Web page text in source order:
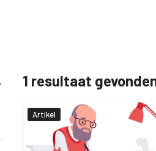
1 resultaat
Artikel